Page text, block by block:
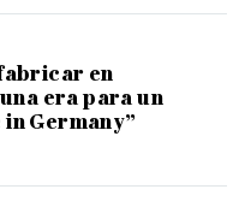
en
era para un
Germany”